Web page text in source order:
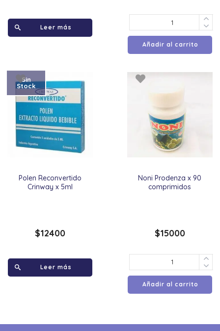
Leer más
Añadir al carrito
Polen Reconvertido
Crinway x 5ml
Sin
Stock
$12400
Leer más
Noni Prodenza x 90
comprimidos
$15000
Añadir al carrito